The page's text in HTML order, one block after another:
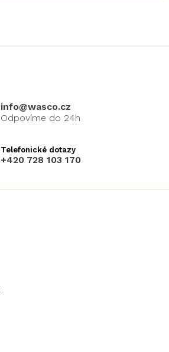
info@wasco.cz
+420 728 103 170